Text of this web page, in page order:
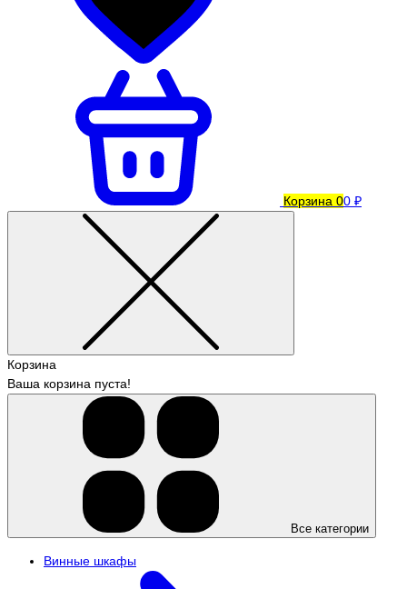
Корзина 00 ₽
Корзина
Ваша корзина пуста!
Все категории
Винные шкафы